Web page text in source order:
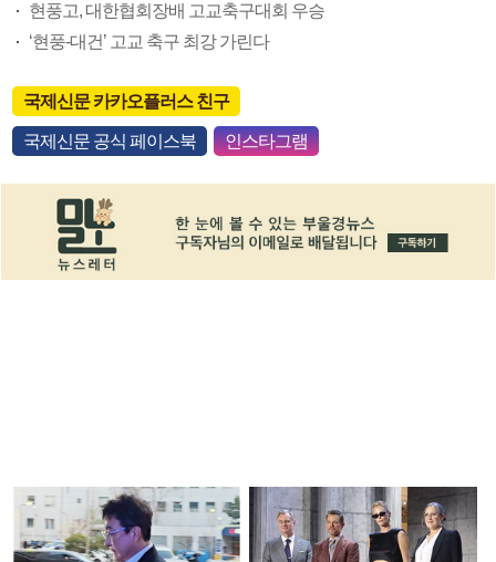
현풍고, 대한협회장배 고교축구대회 우승
‘현풍-대건’ 고교 축구 최강 가린다
국제신문 카카오플러스 친구
국제신문 공식 페이스북 인스타그램